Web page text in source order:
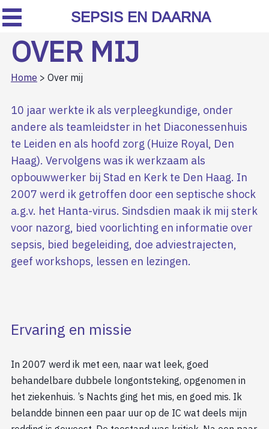
OVER MIJ
Home > Over mij
10 jaar werkte ik als verpleegkundige, onder
andere als teamleidster in het Diaconessenhuis
te Leiden en als hoofd zorg (Huize Royal, Den
Haag). Vervolgens was ik werkzaam als
opbouwwerker bij Stad en Kerk te Den Haag. In
2007 werd ik getroffen door een septische shock
a.g.v. het Hanta-virus. Sindsdien maak ik mij sterk
voor nazorg, bied voorlichting en informatie over
sepsis, bied begeleiding, doe adviestrajecten,
geef workshops, lessen en lezingen.
Ervaring en missie
In 2007 werd ik met een, naar wat leek, goed
behandelbare dubbele longontsteking, opgenomen in
het ziekenhuis. ’s Nachts ging het mis, en goed mis. Ik
belandde binnen een paar uur op de IC wat deels mijn
SEPSIS EN DAARNA